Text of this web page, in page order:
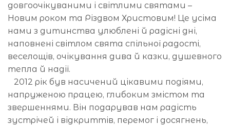
довгоочікуваними і світлими святами –
Новим роком та Різдвом Христовим! Це усіма
нами з дитинства улюблені й радісні дні,
наповнені світлом свята спільної радості,
веселощів, очікування дива й казки, душевного
тепла й надії.
2012 рік був насичений цікавими подіями,
напруженою працею, глибоким змістом та
звершеннями. Він подарував нам радість
зустрічей і відкриттів, перемог і досягнень,